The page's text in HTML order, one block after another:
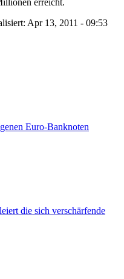
erreicht.
Apr 13, 2011 - 09:53
Euro-Banknoten
die sich verschärfende